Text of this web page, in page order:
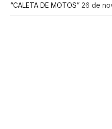
“CALETA DE MOTOS” 26 de